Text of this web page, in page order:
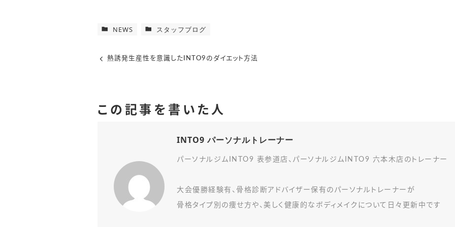
NEWS スタッフブログ
熱誘発生産性を意識したINTO9のダイエット方法
この記事を書いた人
INTO9 パーソナルトレーナー
パーソナルジムINTO9 表参道店、パーソナルジムINTO9 六本木店のトレーナー
大会優勝経験有、骨格診断アドバイザー保有のパーソナルトレーナーが
骨格タイプ別の痩せ方や、美しく健康的なボディメイクについて日々更新中です